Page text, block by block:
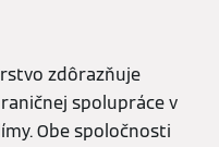
zdôrazňuje
spolupráce v
Obe spoločnosti